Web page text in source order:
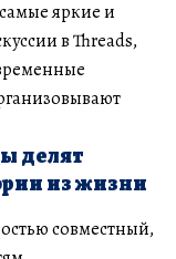
яркие и
в Threads,
делят
из жизни
совместный,